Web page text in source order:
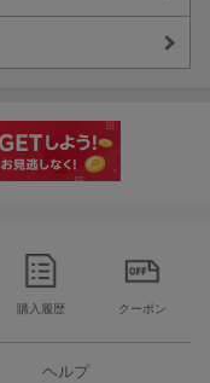
購入履歴 クーポン
ヘルプ